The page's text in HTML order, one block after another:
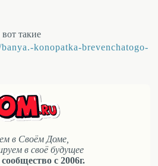
такие
konopatka-brevenchatogo-
в Своём Доме,
в своё будущее
с 2006г.